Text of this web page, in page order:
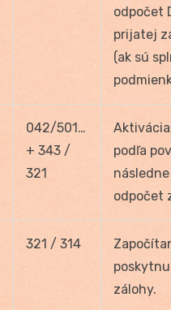
odpočet
prijatej
(ak sú
042/501…
+ 343 /
321
podľa
následne
odpočet
321 / 314
zálohy.